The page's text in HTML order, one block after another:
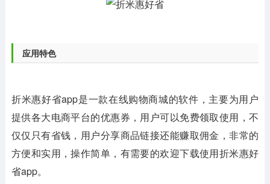
应用特色
折米惠好省app是一款在线购物商城的软件，主要为用户
提供各大电商平台的优惠券，用户可以免费领取使用，不
仅仅只有省钱，用户分享商品链接还能赚取佣金，非常的
方便和实用，操作简单，有需要的欢迎下载使用折米惠好
省app。